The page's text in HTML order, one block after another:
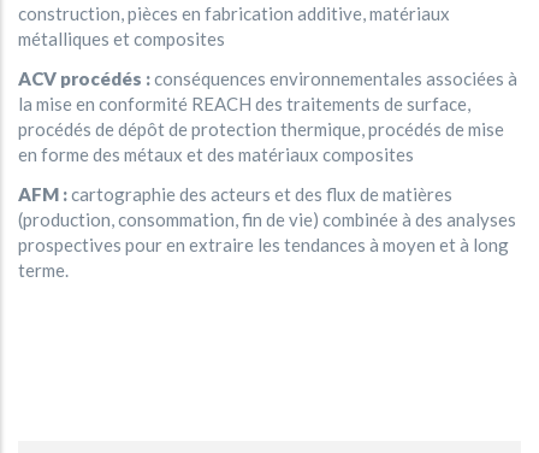
construction, pièces en fabrication additive, matériaux
métalliques et composites
ACV procédés :conséquences environnementales associées à
la mise en conformité REACH des traitements de surface,
procédés de dépôt de protection thermique, procédés de mise
en forme des métaux et des matériaux composites
AFM :cartographie des acteurs et des flux de matières
(production, consommation, fin de vie) combinée à des analyses
prospectives pour en extraire les tendances à moyen et à long
terme.